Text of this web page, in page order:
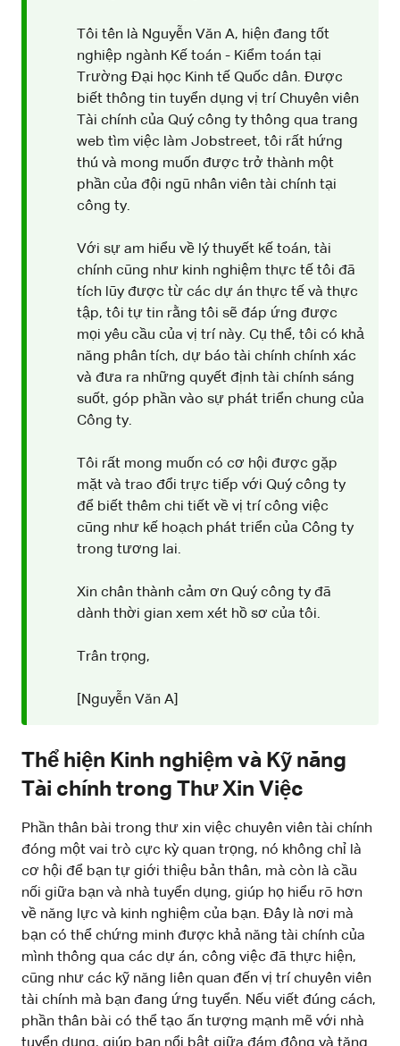
Tôi tên là Nguyễn Văn A, hiện đang tốt
nghiệp ngành Kế toán - Kiểm toán tại
Trường Đại học Kinh tế Quốc dân. Được
biết thông tin tuyển dụng vị trí Chuyên viên
Tài chính của Quý công ty thông qua trang
web tìm việc làm Jobstreet, tôi rất hứng
thú và mong muốn được trở thành một
phần của đội ngũ nhân viên tài chính tại
công ty.
Với sự am hiểu về lý thuyết kế toán, tài
chính cũng như kinh nghiệm thực tế tôi đã
tích lũy được từ các dự án thực tế và thực
tập, tôi tự tin rằng tôi sẽ đáp ứng được
mọi yêu cầu của vị trí này. Cụ thể, tôi có khả
năng phân tích, dự báo tài chính chính xác
và đưa ra những quyết định tài chính sáng
suốt, góp phần vào sự phát triển chung của
Công ty.
Tôi rất mong muốn có cơ hội được gặp
mặt và trao đổi trực tiếp với Quý công ty
để biết thêm chi tiết về vị trí công việc
cũng như kế hoạch phát triển của Công ty
trong tương lai.
Xin chân thành cảm ơn Quý công ty đã
dành thời gian xem xét hồ sơ của tôi.
Trân trọng,
[Nguyễn Văn A]
Thể hiện Kinh nghiệm và Kỹ năng
Tài chính trong Thư Xin Việc
Phần thân bài trong thư xin việc chuyên viên tài chính
đóng một vai trò cực kỳ quan trọng, nó không chỉ là
cơ hội để bạn tự giới thiệu bản thân, mà còn là cầu
nối giữa bạn và nhà tuyển dụng, giúp họ hiểu rõ hơn
về năng lực và kinh nghiệm của bạn. Đây là nơi mà
bạn có thể chứng minh được khả năng tài chính của
mình thông qua các dự án, công việc đã thực hiện,
cũng như các kỹ năng liên quan đến vị trí chuyên viên
tài chính mà bạn đang ứng tuyển. Nếu viết đúng cách,
phần thân bài có thể tạo ấn tượng mạnh mẽ với nhà
tuyển dụng, giúp bạn nổi bật giữa đám đông và tăng